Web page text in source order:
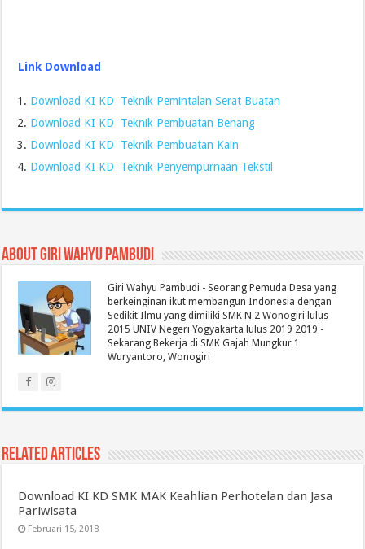
Link Download
Download KI KD Teknik Pemintalan Serat Buatan
Download KI KD Teknik Pembuatan Benang
Download KI KD Teknik Pembuatan Kain
Download KI KD Teknik Penyempurnaan Tekstil
About Giri Wahyu Pambudi
Giri Wahyu Pambudi - Seorang Pemuda Desa yang
berkeinginan ikut membangun Indonesia dengan
Sedikit Ilmu yang dimiliki SMK N 2 Wonogiri lulus
2015 UNIV Negeri Yogyakarta lulus 2019 2019 -
Sekarang Bekerja di SMK Gajah Mungkur 1
Wuryantoro, Wonogiri
Related Articles
Download KI KD SMK MAK Keahlian Perhotelan dan Jasa
Pariwisata
Februari 15, 2018